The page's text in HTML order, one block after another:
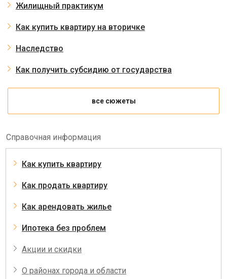
Жилищный практикум
Как купить квартиру на вторичке
Наследство
Как получить субсидию от государства
все сюжеты
Справочная информация
Как купить квартиру
Как продать квартиру
Как арендовать жилье
Ипотека без проблем
Акции и скидки
О районах города и области